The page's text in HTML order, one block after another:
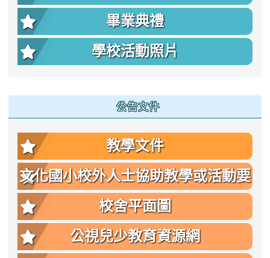
畢業典禮
學校活動照片
公告文件
教學文件
文化國小校外人士協助教學或活動要
點
校舍平面圖
公視兒少教育資源網